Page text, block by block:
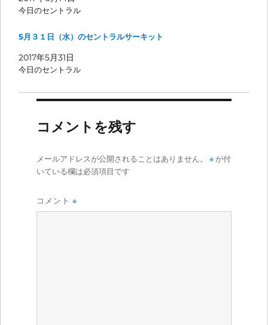
今日のセントラル
5月３１日（水）のセントラルサーキット
2017年5月31日
今日のセントラル
コメントを残す
メールアドレスが公開されることはありません。 ※が付
いている欄は必須項目です
コメント ※